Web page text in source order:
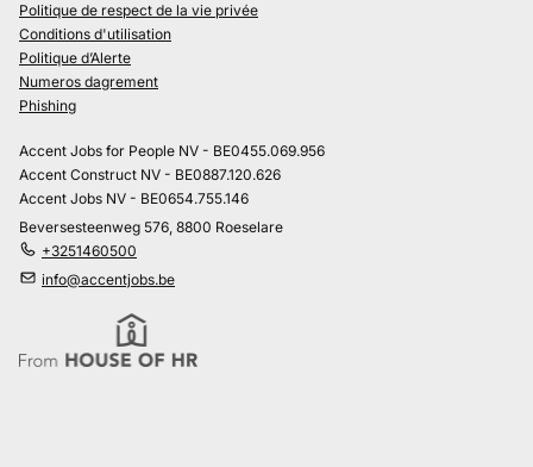
Politique de respect de la vie privée
Conditions d'utilisation
Politique d’Alerte
Numeros dagrement
Phishing
Accent Jobs for People NV - BE0455.069.956
Accent Construct NV - BE0887.120.626
Accent Jobs NV - BE0654.755.146
Beversesteenweg 576, 8800 Roeselare
+3251460500
info@accentjobs.be